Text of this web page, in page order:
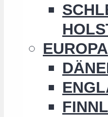
EUROPA